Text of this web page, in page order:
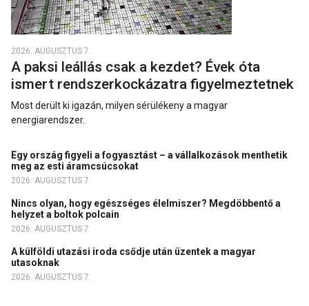
2026. AUGUSZTUS 7.
A paksi leállás csak a kezdet? Évek óta
ismert rendszerkockázatra figyelmeztetnek
Most derült ki igazán, milyen sérülékeny a magyar
energiarendszer.
Egy ország figyeli a fogyasztást – a vállalkozások menthetik
meg az esti áramcsúcsokat
2026. AUGUSZTUS 7.
Nincs olyan, hogy egészséges élelmiszer? Megdöbbentő a
helyzet a boltok polcain
2026. AUGUSZTUS 7.
A külföldi utazási iroda csődje után üzentek a magyar
utasoknak
2026. AUGUSZTUS 7.